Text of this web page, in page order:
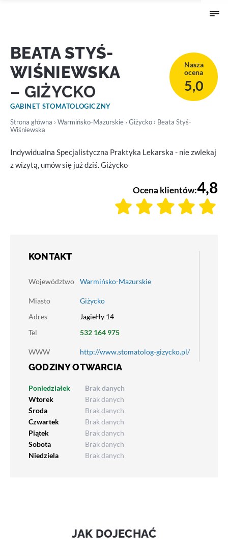
BEATA STYŚ-
WIŚNIEWSKA
– GIŻYCKO
GABINET STOMATOLOGICZNY
Nasza
ocena
5,0
Strona główna › Warmińsko-Mazurskie › Giżycko › Beata Styś-
Wiśniewska
Indywidualna Specjalistyczna Praktyka Lekarska - nie zwlekaj
z wizytą, umów się już dziś. Giżycko
Ocena klientów:4,8
KONTAKT
Województwo Warmińsko-Mazurskie
Miasto
Giżycko
Adres
Jagiełły 14
Tel
532 164 975
WWW http://www.stomatolog-gizycko.pl/
GODZINY OTWARCIA
Poniedziałek
Brak danych
Wtorek
Brak danych
Środa
Brak danych
Czwartek
Brak danych
Piątek
Brak danych
Sobota
Brak danych
Niedziela
Brak danych
JAK DOJECHAĆ